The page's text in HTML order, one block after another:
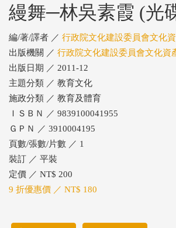
縵舞─林吳素霞 (光
編/著/譯者 ／ 行政院文化建設委員會文化
出版機關 ／ 行政院文化建設委員會文化資
出版日期 ／ 2011-12
主題分類 ／ 教育文化
施政分類 ／ 教育及體育
ＩＳＢＮ ／ 9839100041955
ＧＰＮ ／ 3910004195
頁數/張數/片數 ／ 1
裝訂 ／ 平裝
定價 ／ NT$ 200
9 折優惠價 ／ NT$ 180